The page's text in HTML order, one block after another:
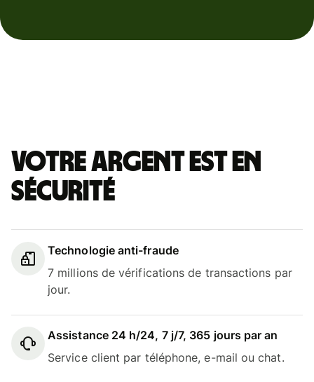
Votre argent est en
sécurité
Technologie anti-fraude
7 millions de vérifications de transactions par
jour.
Assistance 24 h/24, 7 j/7, 365 jours par an
Service client par téléphone, e-mail ou chat.